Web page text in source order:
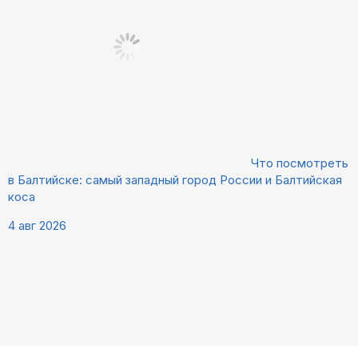
Что посмотреть
в Балтийске: самый западный город России и Балтийская
коса
4 авг 2026